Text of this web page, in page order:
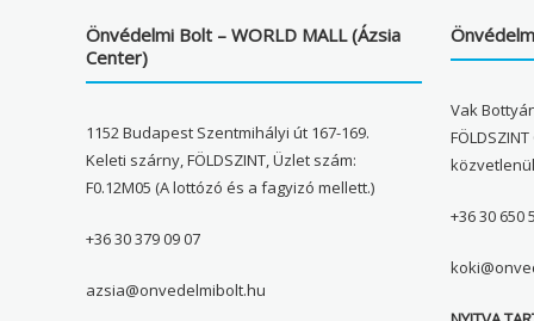
Önvédelmi Bolt – WORLD MALL (Ázsia
Center)
1152 Budapest Szentmihályi út 167-169.
Keleti szárny, FÖLDSZINT, Üzlet szám:
F0.12M05 (A lottózó és a fagyizó mellett.)
+36 30 379 09 07
azsia@onvedelmibolt.hu
Vak
közvetlenül
+36 30 650